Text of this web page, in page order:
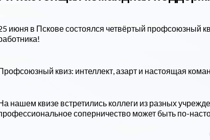
июня в Пскове состоялся четвёртый профсоюзный
квиз: интеллект, азарт и настоящая
нашем квизе встретились коллеги из разных
соперничество может быть по-